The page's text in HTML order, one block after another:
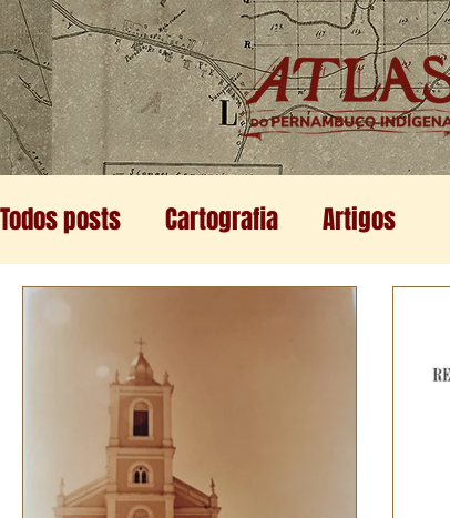
Todos posts Cartografia Artigos